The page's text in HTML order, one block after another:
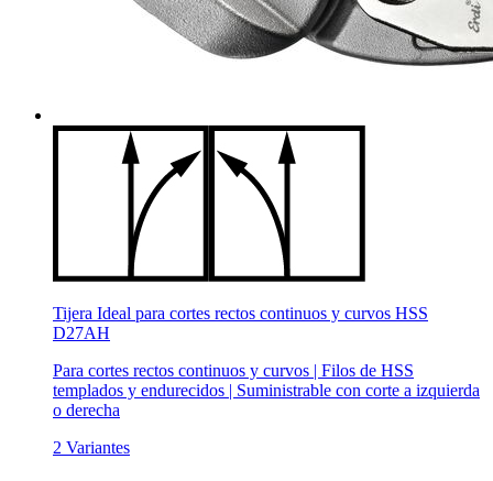
Tijera Ideal para cortes rectos continuos y curvos HSS
D27AH
Para cortes rectos continuos y curvos | Filos de HSS
templados y endurecidos | Suministrable con corte a izquierda
o derecha
2 Variantes